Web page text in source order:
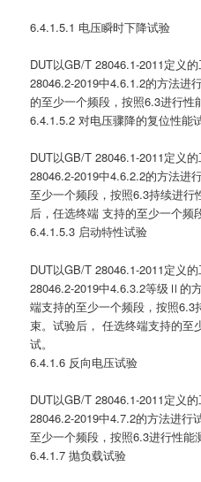
6.4.1.5.1 电压瞬时下降试验
DUT以GB/T 28046.1-2011定义
28046.2-2019中4.6.1.2的方法进
的至少一个频段，按照6.3进行性
6.4.1.5.2 对电压骤降的复位性能
DUT以GB/T 28046.1-2011定义
28046.2-2019中4.6.2.2的方法进
至少一个频段，按照6.3持续进
后，任选终端 支持的至少一个频
6.4.1.5.3 启动特性试验
DUT以GB/T 28046.1-2011定义
28046.2-2019中4.6.3.2等级Ⅱ的
端支持的至少一个频段，按照
束。试验后， 任选终端支持的至
试。
6.4.1.6 反向电压试验
DUT以GB/T 28046.1-2011定义
28046.2-2019中4.7.2的方法进行
至少一个频段，按照6.3进行性能
6.4.1.7 抛负载试验